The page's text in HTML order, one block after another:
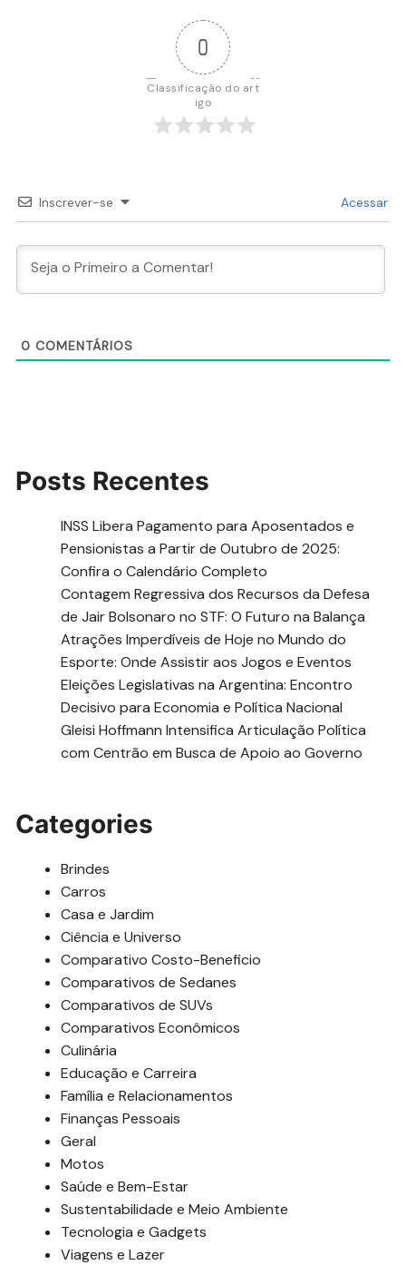
0
Classificação do art
igo
Inscrever-se Acessar
0 COMENTÁRIOS
Posts Recentes
INSS Libera Pagamento para Aposentados e
Pensionistas a Partir de Outubro de 2025:
Confira o Calendário Completo
Contagem Regressiva dos Recursos da Defesa
de Jair Bolsonaro no STF: O Futuro na Balança
Atrações Imperdíveis de Hoje no Mundo do
Esporte: Onde Assistir aos Jogos e Eventos
Eleições Legislativas na Argentina: Encontro
Decisivo para Economia e Política Nacional
Gleisi Hoffmann Intensifica Articulação Política
com Centrão em Busca de Apoio ao Governo
Categories
Brindes
Carros
Casa e Jardim
Ciência e Universo
Comparativo Costo-Beneficio
Comparativos de Sedanes
Comparativos de SUVs
Comparativos Econômicos
Culinária
Educação e Carreira
Família e Relacionamentos
Finanças Pessoais
Geral
Motos
Saúde e Bem-Estar
Sustentabilidade e Meio Ambiente
Tecnologia e Gadgets
Viagens e Lazer